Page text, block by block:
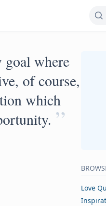
goal where
of course,
which
”
Love